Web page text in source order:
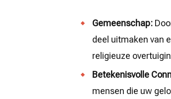
Gemeenschap:
deel uitmaken van
religieuze
Betekenisvolle
mensen die uw